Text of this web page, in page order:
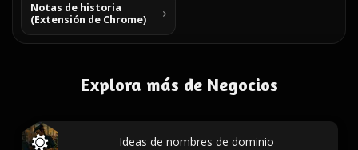
Notas de historia
(Extensión de Chrome)
Explora más de Negocios
Ideas de nombres de dominio